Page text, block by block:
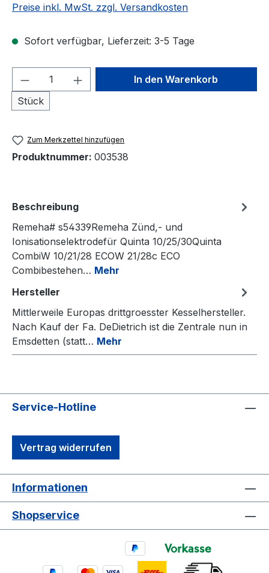
Preise inkl. MwSt. zzgl. Versandkosten
Sofort verfügbar, Lieferzeit: 3-5 Tage
Produkt Anzahl: Gib den
Stück
In den Warenkorb
Zum Merkzettel hinzufügen
Produktnummer: 003538
Beschreibung
Remeha# s54339Remeha Zünd,- und
Ionisationselektrodefür Quinta 10/25/30Quinta
CombiW 10/21/28 ECOW 21/28c ECO
Combibestehen… Mehr
Hersteller
Mittlerweile Europas drittgroesster Kesselhersteller.
Nach Kauf der Fa. DeDietrich ist die Zentrale nun in
Emsdetten (statt… Mehr
Service-Hotline
Vertrag widerrufen
Informationen
Shopservice